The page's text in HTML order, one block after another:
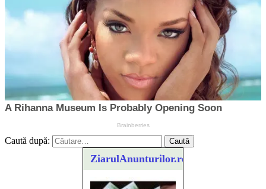
Caută după:
ZiarulAnunturilor.ro